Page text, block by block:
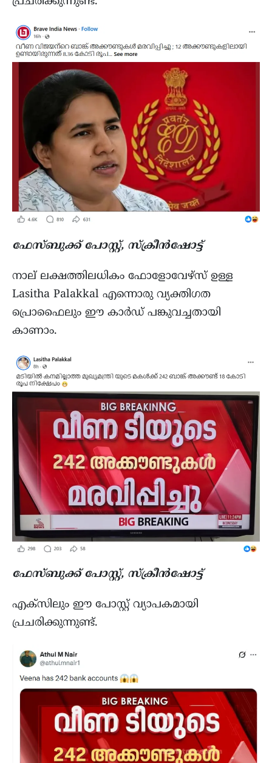
ഫേസ്ബുക്ക് പോസ്റ്റ്, സ്ക്രീൻഷോട്ട്
നാല് ലക്ഷത്തിലധികം ഫോളോവേഴ്സ് ഉള്ള
Lasitha Palakkal എന്നൊരു വ്യക്തിഗത
പ്രൊഫൈലും ഈ കാർഡ് പങ്കുവച്ചതായി
കാണാം.
ഫേസ്ബുക്ക് പോസ്റ്റ്, സ്ക്രീൻഷോട്ട്
എക്സിലും ഈ പോസ്റ്റ് വ്യാപകമായി
പ്രചരിക്കുന്നുണ്ട്.